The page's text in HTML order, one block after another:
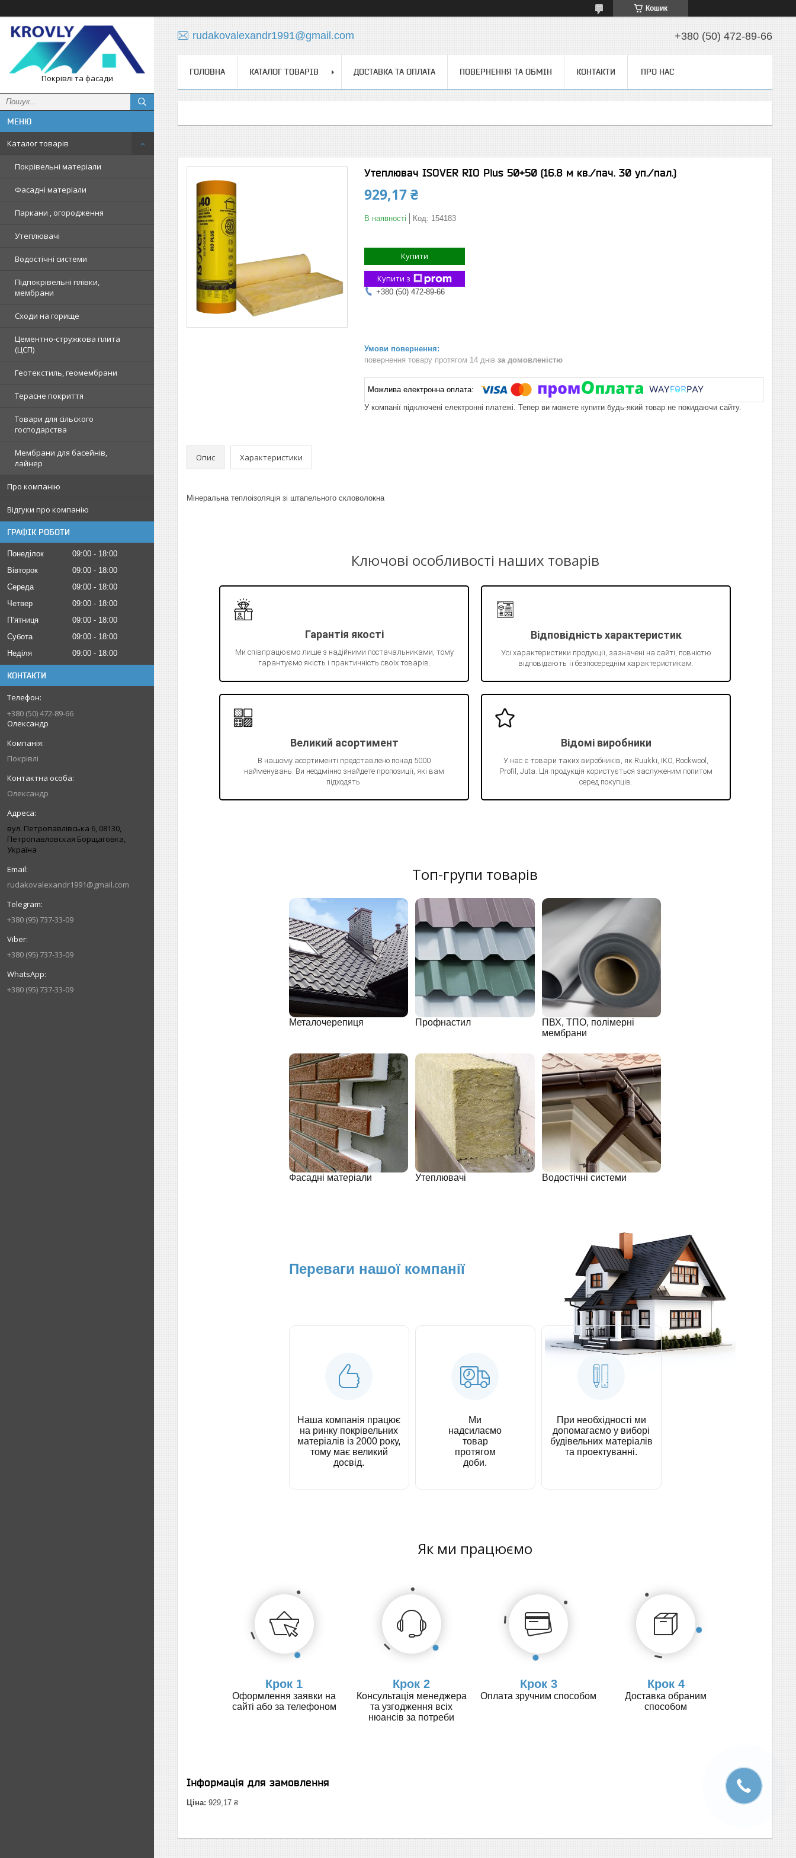
Кошик
Покрівлі та фасади
Каталог товарів
Покрівельні матеріали
Фасадні матеріали
Паркани , огородження
Утеплювачі
Водостічні системи
Підпокрівельні плівки,
мембрани
Сходи на горище
Цементно-стружкова плита
(ЦСП)
Геотекстиль, геомембрани
Терасне покриття
Товари для сільского
господарства
Мембрани для басейнів,
лайнер
Про компанію
Відгуки про компанію
ГРАФІК РОБОТИ
Понеділок 09:00
18:00
Вівторок
09:00
18:00
Середа
09:00
18:00
Четвер
09:00
18:00
Пʼятниця
09:00
18:00
Субота
09:00
18:00
Неділя
09:00 18:00
КОНТАКТИ
+380 (50) 472-89-66
Олександр
Покрівлі
Олександр
вул. Петропавлівська 6, 08130,
Петропавловская Борщаговка,
Україна
rudakovalexandr1991@gmail.com
+380 (95) 737-33-09
+380 (95) 737-33-09
+380 (95) 737-33-09
rudakovalexandr1991@gmail.com +380 (50) 472-89-66
ГОЛОВНА КАТАЛОГ ТОВАРІВ ДОСТАВКА ТА ОПЛАТА ПОВЕРНЕННЯ ТА ОБМІН КОНТАКТИ ПРО НАС
Утеплювач ISOVER RIO Plus 50+50 (16.8 м кв./пач. 30 уп./пал.)
929,17 ₴
В наявності Код: 154183
Купити
Купити з
+380 (50) 472-89-66
повернення товару протягом 14 днів за домовленістю
У компанії підключені електронні платежі. Тепер ви можете купити будь-який товар не покидаючи сайту.
Опис Характеристики
Мінеральна теплоізоляція зі штапельного скловолокна
Ключові особливості наших товарів
Гарантія якості
Ми співпрацюємо лише з надійними постачальниками, тому
гарантуємо якість і практичність своїх товарів.
Відповідність характеристик
Усі характеристики продукції, зазначені на сайті, повністю
відповідають її безпосереднім характеристикам.
Великий асортимент
В нашому асортименті представлено понад 5000
найменувань. Ви неодмінно знайдете пропозиції, які вам
підходять.
Відомі виробники
У нас є товари таких виробників, як Ruukki, IKO, Rockwool,
Profil, Juta. Ця продукція користується заслуженим попитом
серед покупців.
Топ-групи товарів
Металочерепиця Профнастил
ПВХ, ТПО, полімерні
мембрани
Фасадні матеріали Утеплювачі Водостічні системи
Переваги нашої компанії
Наша компанія працює
на ринку покрівельних
матеріалів із 2000 року,
тому має великий
досвід.
Ми
надсилаємо
товар
протягом
доби.
При необхідності ми
допомагаємо у виборі
будівельних матеріалів
та проектуванні.
Як ми працюємо
Крок 1
Оформлення заявки на
сайті або за телефоном
Крок 2
Консультація менеджера
та узгодження всіх
нюансів за потреби
Крок 3
Оплата зручним способом
Крок 4
Доставка обраним
способом
Інформація для замовлення
Ціна: 929,17 ₴